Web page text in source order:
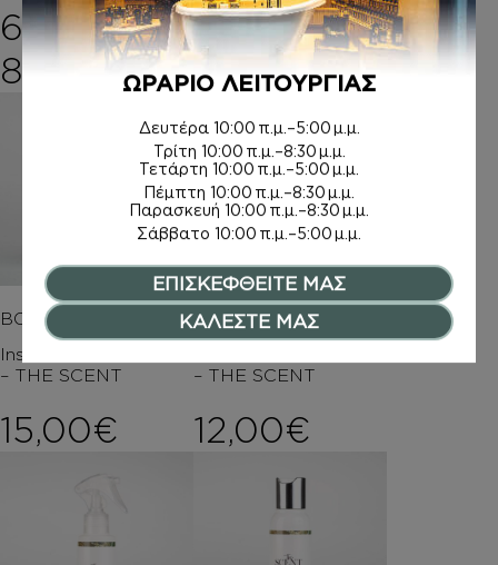
6,00€ –
8,00€Price range: 6,00€
ΚΡΕΜΑ ΧΕΡΙΩΝ
7,50€
BODY BUTTER
Inspired by ΒΑΝΙΛΙΑ
– THE SCENT
15,00€
BODY MIST
– THE SCENT
12,00€
ΩΡΑΡΙΟ ΛΕΙΤΟΥΡΓΙΑΣ
Δευτέρα 10:00 π.μ.–5:00 μ.μ.
Τρίτη 10:00 π.μ.–8:30 μ.μ.
Τετάρτη 10:00 π.μ.–5:00 μ.μ.
Πέμπτη 10:00 π.μ.–8:30 μ.μ.
Παρασκευή 10:00 π.μ.–8:30 μ.μ.
Σάββατο 10:00 π.μ.–5:00 μ.μ.
ΕΠΙΣΚΕΦΘΕΙΤΕ ΜΑΣ
ΚΑΛΕΣΤΕ ΜΑΣ